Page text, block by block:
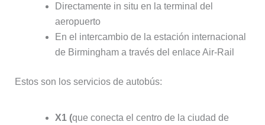
Directamente in situ en la terminal del
aeropuerto
En el intercambio de la estación internacional
de Birmingham a través del enlace Air-Rail
Estos son los servicios de autobús:
X1 (que conecta el centro de la ciudad de